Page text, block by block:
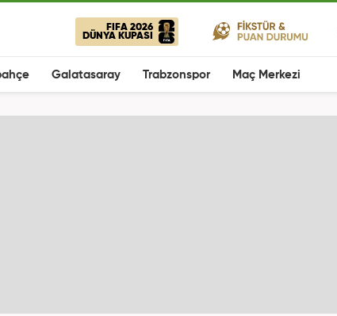
FIFA 2026
DÜNYA KUPASI
Galatasaray Trabzonspor Maç Merkezi